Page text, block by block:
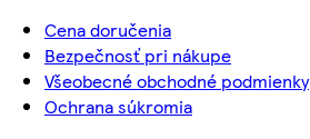
Cena doručenia
Bezpečnosť pri nákupe
Všeobecné obchodné podmienky
Ochrana súkromia